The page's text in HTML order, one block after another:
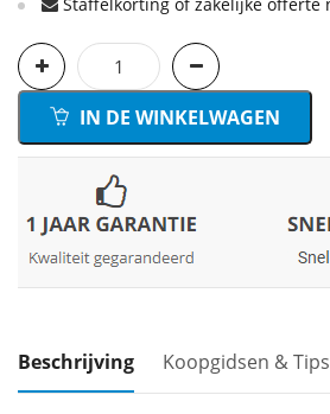
IN DE WINKELWAGEN
Beschrijving Koopgidsen & Tips